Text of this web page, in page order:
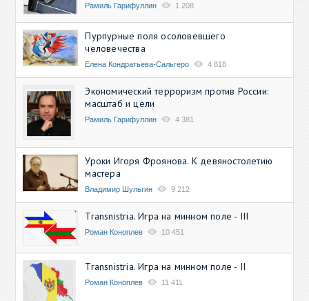
Рамиль Гарифуллин 1 208
Пурпурные поля осоловевшего
человечества
Елена Кондратьева-Сальгеро 4 818
Экономический терроризм против России:
масштаб и цели
Рамиль Гарифуллин 4 381
Уроки Игоря Фроянова. К девяностолетию
мастера
Владимир Шульгин 9 212
Transnistria. Игра на минном поле - III
Роман Коноплев 10 451
Transnistria. Игра на минном поле - II
Роман Коноплев 11 411